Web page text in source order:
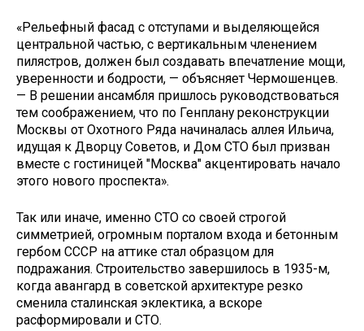
«Рельефный фасад с отступами и выделяющейся
центральной частью, с вертикальным членением
пилястров, должен был создавать впечатление мощи,
уверенности и бодрости, — объясняет Чермошенцев.
— В решении ансамбля пришлось руководствоваться
тем соображением, что по Генплану реконструкции
Москвы от Охотного Ряда начиналась аллея Ильича,
идущая к Дворцу Советов, и Дом СТО был призван
вместе с гостиницей "Москва" акцентировать начало
этого нового проспекта».
Так или иначе, именно СТО со своей строгой
симметрией, огромным порталом входа и бетонным
гербом СССР на аттике стал образцом для
подражания. Строительство завершилось в 1935-м,
когда авангард в советской архитектуре резко
сменила сталинская эклектика, а вскоре
расформировали и СТО.